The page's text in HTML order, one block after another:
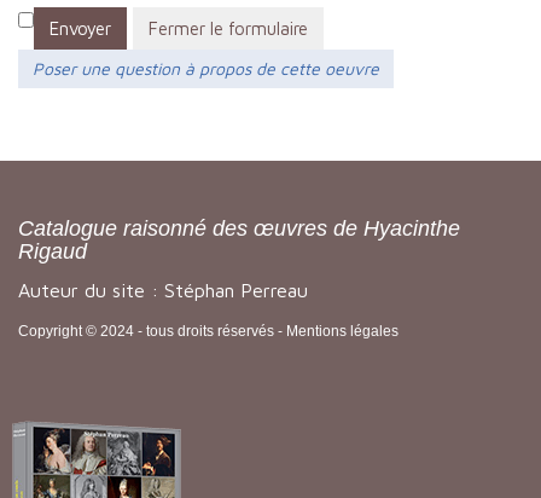
Envoyer
Fermer le formulaire
Poser une question à propos de cette oeuvre
Catalogue raisonné des œuvres de Hyacinthe
Rigaud
Auteur du site : Stéphan Perreau
Copyright © 2024 - tous droits réservés - Mentions légales